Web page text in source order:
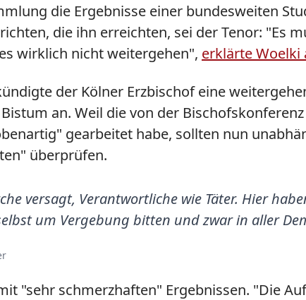
die Ergebnisse einer bundesweiten
die ihn erreichten, sei der Tenor: "Es
wirklich nicht weitergehen", erklärte Woelki
der Kölner Erzbischof eine
an. Weil die von der
gearbeitet habe, sollten nun
überprüfen.
versagt, Verantwortliche wie Täter. Hier
um Vergebung bitten und zwar in aller
"sehr schmerzhaften" Ergebnissen. "Die